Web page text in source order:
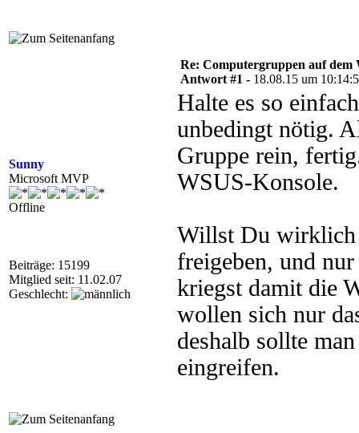
Sunny
Microsoft MVP
Offline
Beiträge: 15199
Mitglied seit: 11.02.07
Geschlecht:
Re: Computergruppen auf dem
Antwort #1 - 18.08.15 um
Halte es so
unbedingt nötig.
Gruppe rein,
WSUS-Konsole.
Willst Du wirklich
freigeben, und
kriegst damit die
wollen sich nur
deshalb sollte
eingreifen.